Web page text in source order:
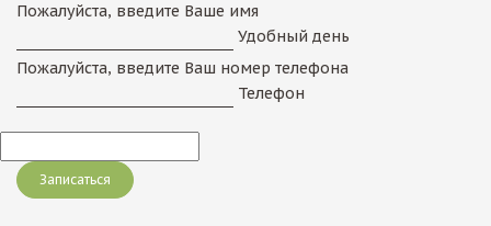
Пожалуйста, введите Ваше имя
Удобный день
Пожалуйста, введите Ваш номер телефона
Телефон